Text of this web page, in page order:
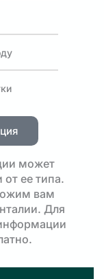
может
от ее типа.
вам
Для